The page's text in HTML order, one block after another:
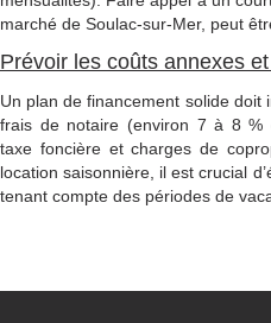
marché de Soulac-sur-Mer, peut
Prévoir les coûts annexes
Un plan de financement solide doit
frais de notaire (environ 7 à 8 %
taxe foncière et charges de
location saisonnière, il est crucial
tenant compte des périodes de